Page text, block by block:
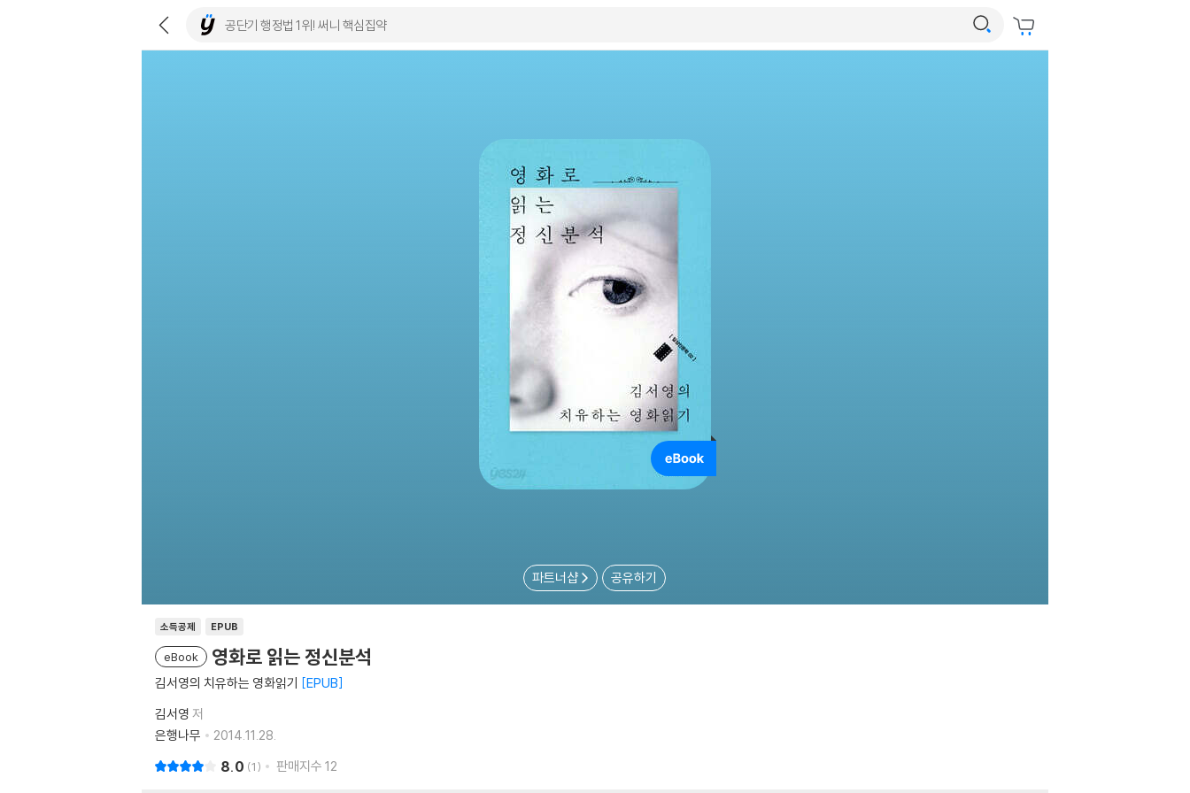
파트너샵 공유하기
소득공제 EPUB
eBook 영화로 읽는 정신분석
김서영의 치유하는 영화읽기 EPUB
김서영 저
은행나무
2014.11.28.
8.0 1 판매지수 12